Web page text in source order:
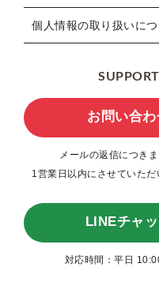
個人情報の取り扱いに
SUPPORT
お問い合わ
メールの返信につきま
1営業日以内にさせていただ
LINEチャッ
対応時間：平日